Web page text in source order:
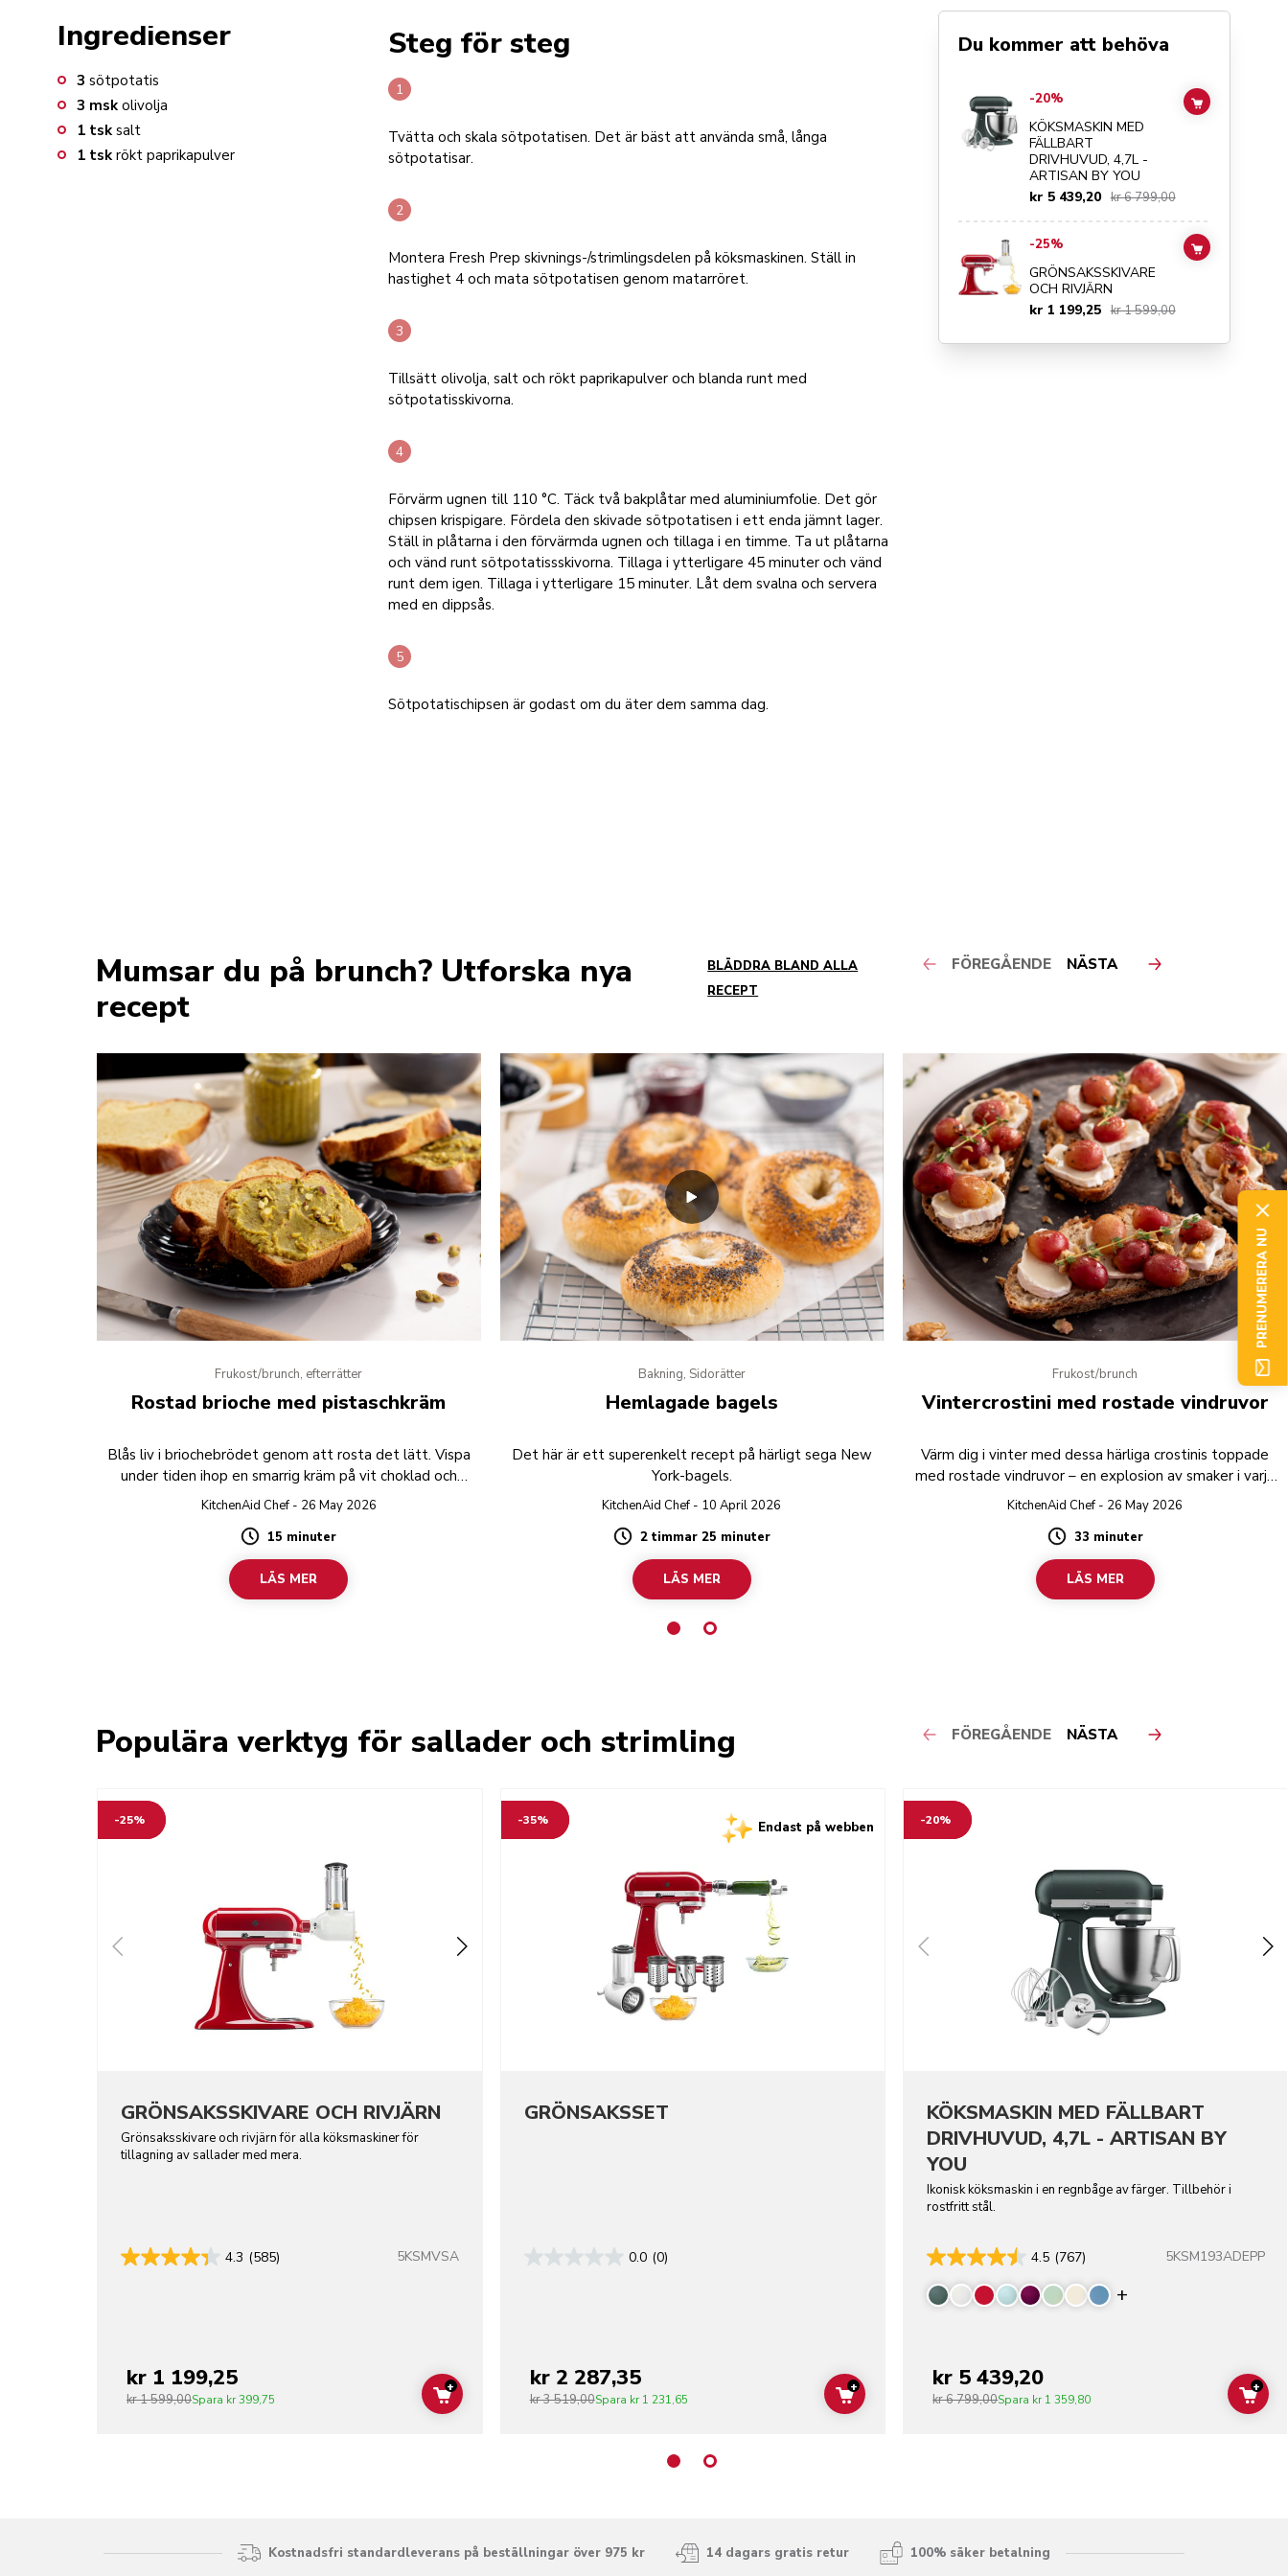
Ingredienser
3 sötpotatis
3 msk olivolja
1 tsk salt
1 tsk rökt paprikapulver
Steg för steg
Tvätta och skala sötpotatisen. Det är bäst att använda små, långa
sötpotatisar.
Montera Fresh Prep skivnings-/strimlingsdelen på köksmaskinen. Ställ in
hastighet 4 och mata sötpotatisen genom matarröret.
Tillsätt olivolja, salt och rökt paprikapulver och blanda runt med
sötpotatisskivorna.
Förvärm ugnen till 110 °C. Täck två bakplåtar med aluminiumfolie. Det gör
chipsen krispigare. Fördela den skivade sötpotatisen i ett enda jämnt lager.
Ställ in plåtarna i den förvärmda ugnen och tillaga i en timme. Ta ut plåtarna
och vänd runt sötpotatissskivorna. Tillaga i ytterligare 45 minuter och vänd
runt dem igen. Tillaga i ytterligare 15 minuter. Låt dem svalna och servera
med en dippsås.
Sötpotatischipsen är godast om du äter dem samma dag.
Du kommer att behöva
Go toKÖKSMASKIN MED FÄLLBART DRIVHUVUD, 4,7L -
-20%
KÖKSMASKIN MED
FÄLLBART
DRIVHUVUD, 4,7L -
ARTISAN BY YOU
kr 5 439,20 kr 6 799,00
ADD TO CART
GRÖNSAKSSKIVARE OCH RIVJÄRNdetails page
-25%
GRÖNSAKSSKIVARE
OCH RIVJÄRN
kr 1 199,25 kr 1 599,00
ADD TO CART
Mumsar du på brunch? Utforska nya
recept
BLÄDDRA BLAND ALLA
RECEPT
FÖREGÅENDE NÄSTA
Frukost/brunch, efterrätter
Rostad brioche med pistaschkräm
Blås liv i briochebrödet genom att rosta det lätt. Vispa
under tiden ihop en smarrig kräm på vit choklad och
pistaschnötter.
KitchenAid Chef - 26 May 2026
Duration
15 minuter
LÄS MER
Bakning, Sidorätter
Hemlagade bagels
Det här är ett superenkelt recept på härligt sega New
York-bagels.
KitchenAid Chef - 10 April 2026
Duration
2 timmar 25 minuter
LÄS MER
Frukost/brunch
Vintercrostini med rostade vindruvor
Värm dig i vinter med dessa härliga crostinis toppade
med rostade vindruvor – en explosion av smaker i varje
tugga!
KitchenAid Chef - 26 May 2026
Duration
33 minuter
LÄS MER
Populära verktyg för sallader och strimling FÖREGÅENDE NÄSTA
-25%
GRÖNSAKSSKIVARE OCH RIVJÄRN
Grönsaksskivare och rivjärn för alla köksmaskiner för
tillagning av sallader med mera.
4.3 (585) 5KSMVSA
kr 1 199,25
kr 1 599,00Spara kr 399,75 ADD TO CART
+
-35% Endast på webben
GRÖNSAKSSET
0.0 (0)
kr 2 287,35
kr 3 519,00Spara kr 1 231,65 ADD TO CART
+
-20%
KÖKSMASKIN MED FÄLLBART
DRIVHUVUD, 4,7L - ARTISAN BY
YOU
Ikonisk köksmaskin i en regnbåge av färger. Tillbehör i
rostfritt stål.
4.5 (767) 5KSM193ADEPP
Display more
kr 5 439,20
kr 6 799,00Spara kr 1 359,80
+
Kostnadsfri standardleverans på beställningar över 975 kr 14 dagars gratis retur 100% säker betalning
PRENUMERERA NU